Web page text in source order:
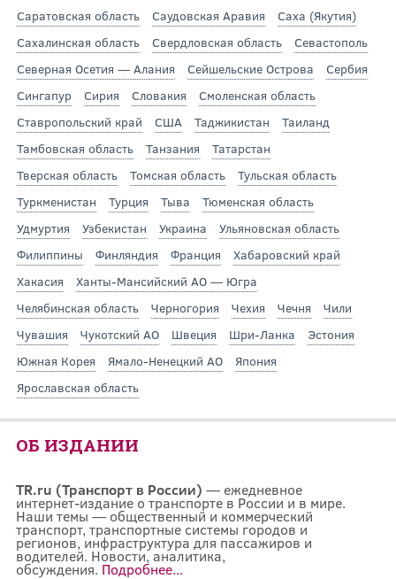
Саратовская область
Саудовская Аравия
Саха (Якутия)
Сахалинская область
Свердловская область
Севастополь
Северная Осетия — Алания
Сейшельские Острова
Сербия
Сингапур
Сирия Словакия
Смоленская область
Ставропольский край
США Таджикистан
Таиланд
Тамбовская область
Танзания
Татарстан
Тверская область
Томская область
Тульская область
Туркменистан
Турция Тыва
Тюменская область
Удмуртия
Узбекистан Украина
Ульяновская область
Филиппины
Финляндия Франция
Хабаровский край
Хакасия
Ханты-Мансийский АО — Югра
Челябинская область
Черногория Чехия Чечня
Чили
Чувашия
Чукотский АО Швеция Шри-Ланка
Эстония
Южная Корея
Ямало-Ненецкий АО
Япония
Ярославская область
ОБ ИЗДАНИИ
TR.ru (Транспорт в России) — ежедневное
интернет-издание о транспорте в России и в мире.
Наши темы — общественный и коммерческий
транспорт, транспортные системы городов и
регионов, инфраструктура для пассажиров и
водителей. Новости, аналитика,
обсуждения. Подробнее...